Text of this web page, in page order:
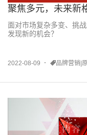
聚焦多元，未来新
面对市场复杂多变、挑
发现新的机会？
2022-08-09 品牌营销|